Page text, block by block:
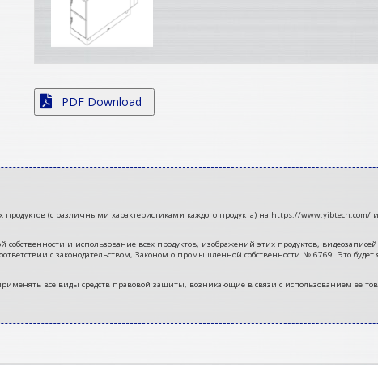
PDF Download
продуктов (с различными характеристиками каждого продукта) на https://
и использование всех продуктов, изображений этих продуктов,
с законодательством, Законом о промышленной собственности № 6769. Это
все виды средств правовой защиты, возникающие в связи с использованием ее